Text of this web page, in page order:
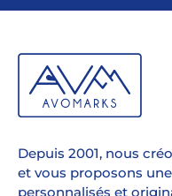
Depuis 2001, nous
et vous proposons
personnalisés et